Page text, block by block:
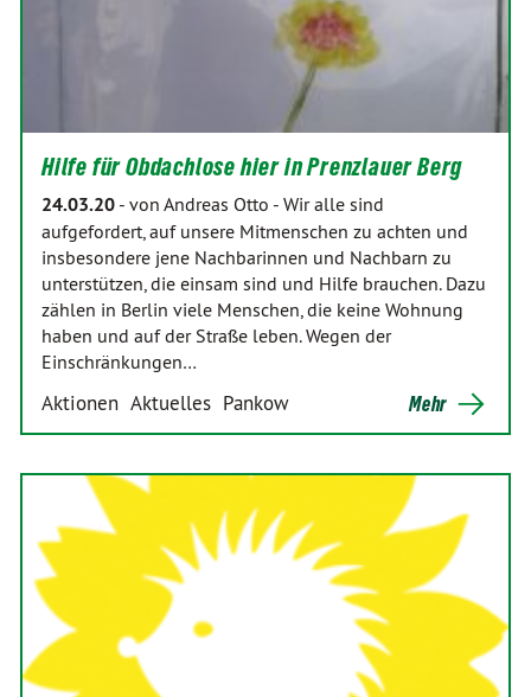
Hilfe für Obdachlose hier in Prenzlauer Berg
24.03.20 - von Andreas Otto - Wir alle sind
aufgefordert, auf unsere Mitmenschen zu achten und
insbesondere jene Nachbarinnen und Nachbarn zu
unterstützen, die einsam sind und Hilfe brauchen. Dazu
zählen in Berlin viele Menschen, die keine Wohnung
haben und auf der Straße leben. Wegen der
Einschränkungen…
Aktionen Aktuelles Pankow Mehr